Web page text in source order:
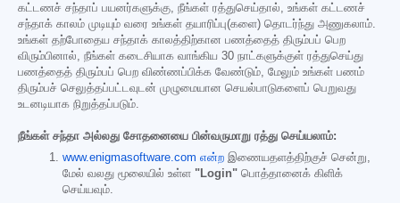
கட்டணச் சந்தாப் பயனர்களுக்கு, நீங்கள் ரத்துசெய்தால், உங்கள் கட்டணச்
சந்தாக் காலம் முடியும் வரை உங்கள் தயாரிப்பு(களை) தொடர்ந்து அணுகலாம்.
உங்கள் தற்போதைய சந்தாக் காலத்திற்கான பணத்தைத் திரும்பப் பெற
விரும்பினால், நீங்கள் கடைசியாக வாங்கிய 30 நாட்களுக்குள் ரத்துசெய்து
பணத்தைத் திரும்பப் பெற விண்ணப்பிக்க வேண்டும், மேலும் உங்கள் பணம்
திரும்பச் செலுத்தப்பட்டவுடன் முழுமையான செயல்பாடுகளைப் பெறுவது
உடனடியாக நிறுத்தப்படும்.
நீங்கள் சந்தா அல்லது சோதனையை பின்வருமாறு ரத்து செய்யலாம்:
www.enigmasoftware.com என்ற இணையதளத்திற்குச் சென்று,
மேல் வலது மூலையில் உள்ள "Login" பொத்தானைக் கிளிக்
செய்யவும்.